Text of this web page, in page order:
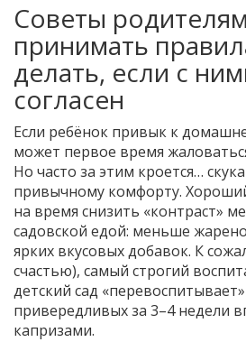
Советы
принимать
делать, если с
согласен
Если ребёнок привык к
может первое время
Но часто за этим кроется…
привычному комфорту.
на время снизить «контраст»
садовской едой: меньше
ярких вкусовых добавок. К
счастью), самый строгий
детский сад
привередливых за 3–4 недели
капризами.